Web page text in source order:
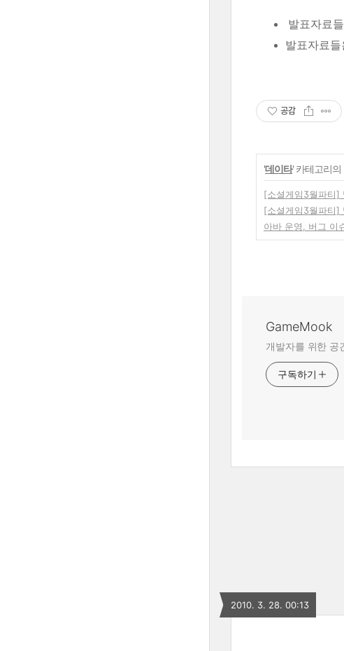
발표자료
발표자료들
공감
'데이타' 카테고리의
[소셜게임3월파티]
[소셜게임3월파티]
아바 운영, 버그 이
GameMook
개발자를 위한
구독하기
2010. 3. 28. 00:13